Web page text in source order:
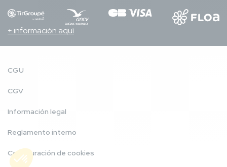
+ información aquí
CGU
CGV
Información legal
Reglamento interno
Configuración de cookies